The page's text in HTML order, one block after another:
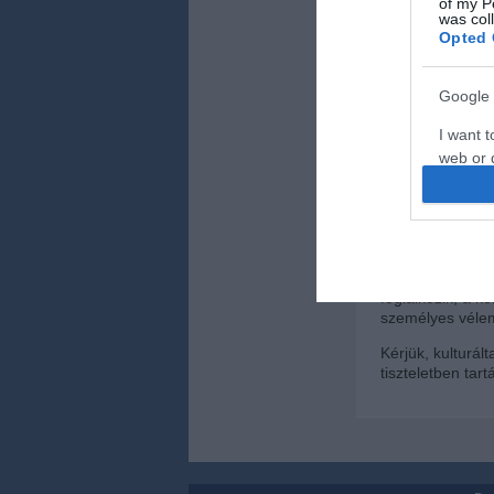
was
Opted
Google
I want
web or
I want
I want
I want
web
I want
Közel 400
Letöltésért
Figyelem! A
foglalkozik, a
személyes
Kérjük,
tiszteletben